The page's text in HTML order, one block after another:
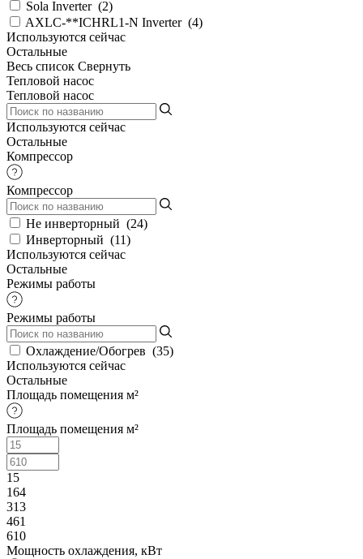
Sola Inverter (2)
AXLC-**ICHRL1-N Inverter (4)
Используются сейчас
Остальные
Весь список Свернуть
Тепловой насос
Тепловой насос
Используются сейчас
Остальные
Компрессор
Компрессор
Не инверторный (24)
Инверторный (11)
Используются сейчас
Остальные
Режимы работы
Режимы работы
Охлаждение/Обогрев (35)
Используются сейчас
Остальные
Площадь помещения м²
Площадь помещения м²
15
164
313
461
610
Мощность охлаждения, кВт